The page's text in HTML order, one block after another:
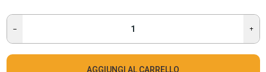
AGGIUNGI AL CARRELLO